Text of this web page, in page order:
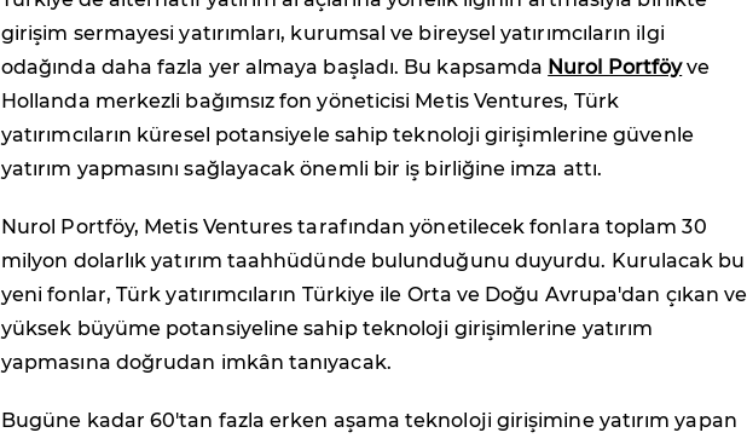
girişim sermayesi yatırımları, kurumsal ve bireysel yatırımcıların ilgi
odağında daha fazla yer almaya başladı. Bu kapsamda Nurol Portföyve
Hollanda merkezli bağımsız fon yöneticisi Metis Ventures, Türk
yatırımcıların küresel potansiyele sahip teknoloji girişimlerine güvenle
yatırım yapmasını sağlayacak önemli bir iş birliğine imza attı.
Nurol Portföy, Metis Ventures tarafından yönetilecek fonlara toplam 30
milyon dolarlık yatırım taahhüdünde bulunduğunu duyurdu. Kurulacak bu
yeni fonlar, Türk yatırımcıların Türkiye ile Orta ve Doğu Avrupa'dan çıkan ve
yüksek büyüme potansiyeline sahip teknoloji girişimlerine yatırım
yapmasına doğrudan imkân tanıyacak.
Bugüne kadar 60'tan fazla erken aşama teknoloji girişimine yatırım yapan